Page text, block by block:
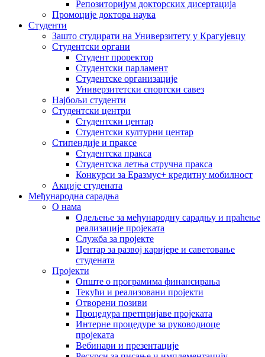
Репозиторијум докторских дисертација
Промоције доктора наука
Студенти
Зашто студирати на Универзитету у Крагујевцу
Студентски органи
Студент проректор
Студентски парламент
Студентске организације
Универзитетски спортски савез
Најбољи студенти
Студентски центри
Студентски центар
Студентски културни центар
Стипендије и праксе
Студентска пракса
Студентска летња стручна пракса
Конкурси за Еразмус+ кредитну мобилност
Акције студената
Међународна сарадња
О нама
Одељење за међународну сарадњу и праћење
реализације пројеката
Служба за пројекте
Центар за развој каријере и саветовање
студената
Пројекти
Опште о програмима финансирања
Текући и реализовани пројекти
Отворени позиви
Процедура претпријаве пројеката
Интерне процедуре за руководиоце
пројеката
Вебинари и презентације